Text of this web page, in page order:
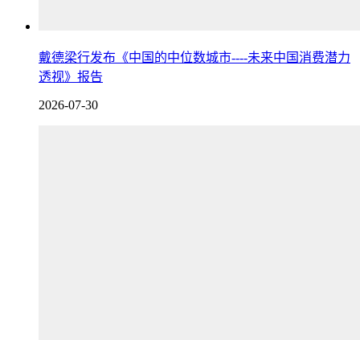
戴德梁行发布《中国的中位数城市----未来中国消费潜力
透视》报告
2026-07-30